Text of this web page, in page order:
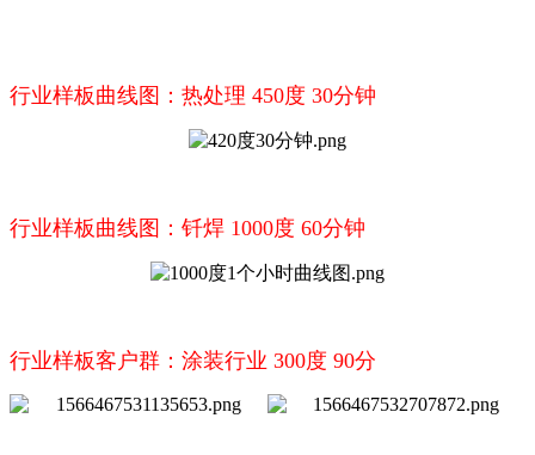
行业样板曲线图：热处理 450度 30分钟
行业样板曲线图：钎焊 1000度 60分钟
行业样板客户群：涂装行业 300度 90分